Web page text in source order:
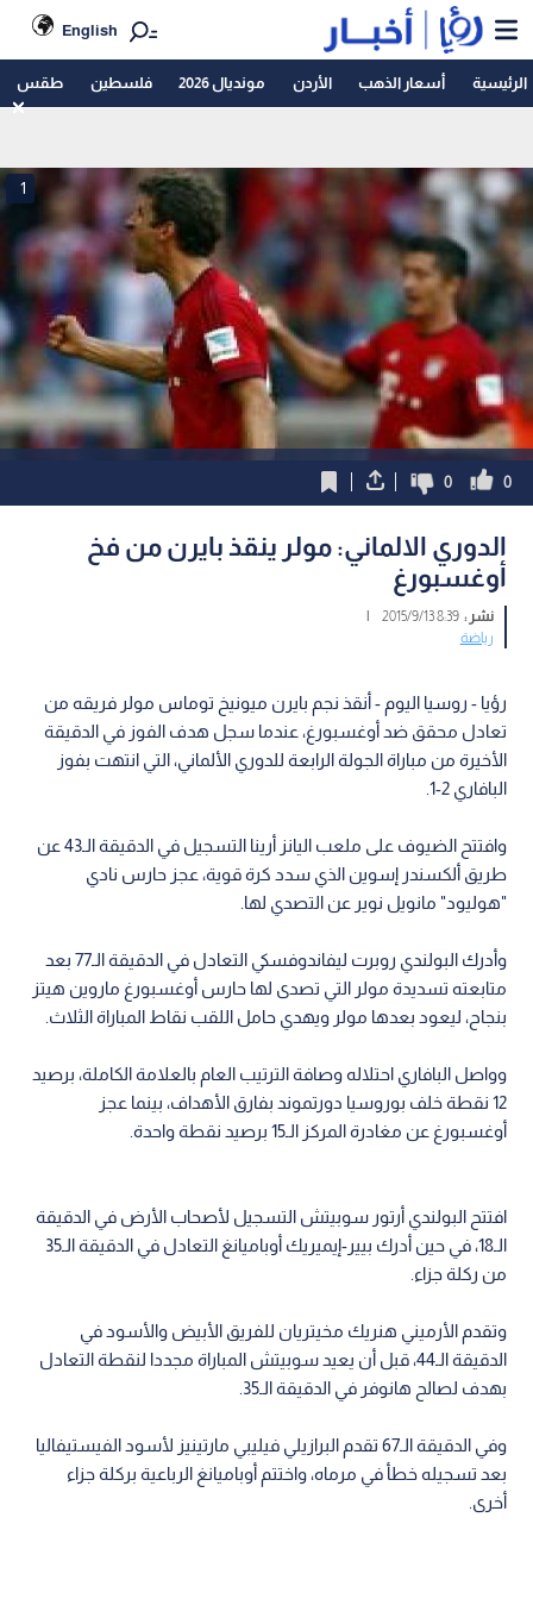
English
الرئيسية أسعار الذهب الأردن مونديال 2026 فلسطين طقس
1
0
0
الدوري الالماني: مولر ينقذ بايرن من فخ
أوغسبورغ
نشر :8:39 2015/9/13
|
رياضة
رؤيا - روسيا اليوم - أنقذ نجم بايرن ميونيخ توماس مولر فريقه من
تعادل محقق ضد أوغسبورغ، عندما سجل هدف الفوز في الدقيقة
الأخيرة من مباراة الجولة الرابعة للدوري الألماني، التي انتهت بفوز
البافاري 2-1.
وافتتح الضيوف على ملعب اليانز أرينا التسجيل في الدقيقة الـ43 عن
طريق ألكسندر إسوين الذي سدد كرة قوية، عجز حارس نادي
"هوليود" مانويل نوير عن التصدي لها.
وأدرك البولندي روبرت ليفاندوفسكي التعادل في الدقيقة الـ77 بعد
متابعته تسديدة مولر التي تصدى لها حارس أوغسبورغ ماروين هيتز
بنجاح، ليعود بعدها مولر ويهدي حامل اللقب نقاط المباراة الثلاث.
وواصل البافاري احتلاله وصافة الترتيب العام بالعلامة الكاملة، برصيد
12 نقطة خلف بوروسيا دورتموند بفارق الأهداف، بينما عجز
أوغسبورغ عن مغادرة المركز الـ15 برصيد نقطة واحدة.
افتتح البولندي أرتور سوبيتش التسجيل لأصحاب الأرض في الدقيقة
الـ18، في حين أدرك بيير-إيميريك أوباميانغ التعادل في الدقيقة الـ35
من ركلة جزاء.
وتقدم الأرميني هنريك مخيتريان للفريق الأبيض والأسود في
الدقيقة الـ44، قبل أن يعيد سوبيتش المباراة مجددا لنقطة التعادل
بهدف لصالح هانوفر في الدقيقة الـ35.
وفي الدقيقة الـ67 تقدم البرازيلي فيليبي مارتينيز لأسود الفيستيفاليا
بعد تسجيله خطأ في مرماه، واختتم أوباميانغ الرباعية بركلة جزاء
أخرى.